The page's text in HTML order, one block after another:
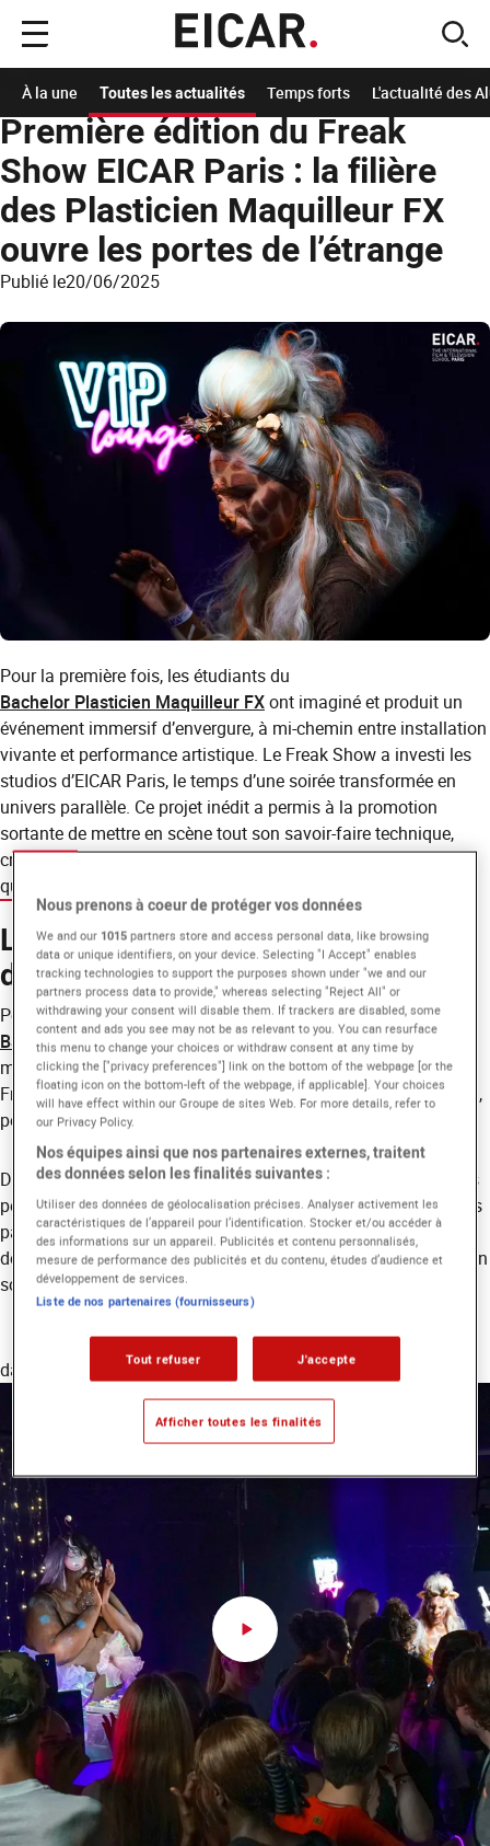
Menu
principal
Première édition du Freak
Show EICAR Paris : la filière
des Plasticien Maquilleur FX
ouvre les portes de l’étrange
Publié le20/06/2025
À la une Toutes les actualités Temps forts L'actualité des
Pour la première fois, les étudiants du
Bachelor Plasticien Maquilleur FXont imaginé et produit un
événement immersif d’envergure, à mi-chemin entre installation
vivante et performance artistique. Le Freak Show a investi les
studios d’EICAR Paris, le temps d’une soirée transformée en
univers parallèle. Ce projet inédit a permis à la promotion
sortante de mettre en scène tout son savoir-faire technique,
créatif et narratif, dans un format aussi spectaculaire
qu’expérimental.
Les studios de cinéma habités par
des créatures hybrides
Pour leur projet de fin d’études, les étudiants du
Bachelor Plasticien Maquilleur FXd'EICAR Paris ont
métamorphosé l’école en un véritable théâtre de l’étrange : le
Freak Show, une expérience immersive entre club underground,
performance vivante et laboratoire créatif.
Durant cette soirée unique, les visiteurs ont traversé un univers
peuplé de créatures hybrides et dérangeantes, toutes incarnées
par les étudiants eux-mêmes. Une démonstration saisissante
de leur talent, tant en conception de personnages qu’en mise en
scène et storytelling visuel.
« C’était plus qu’un événement : j'avais l'impression d'être
dans un monde parallèle. »
Nous prenons à coeur de protéger vos données
We and our 1015 partners store and access personal data, like browsing
data or unique identifiers, on your device. Selecting "I Accept" enables
tracking technologies to support the purposes shown under "we and our
partners process data to provide," whereas selecting "Reject All" or
withdrawing your consent will disable them. If trackers are disabled, some
content and ads you see may not be as relevant to you. You can resurface
this menu to change your choices or withdraw consent at any time by
clicking the ["privacy preferences"] link on the bottom of the webpage [or the
floating icon on the bottom-left of the webpage, if applicable]. Your choices
will have effect within our Groupe de sites Web. For more details, refer to
our Privacy Policy.
Nos équipes ainsi que nos partenaires externes, traitent
des données selon les finalités suivantes :
Utiliser des données de géolocalisation précises. Analyser activement les
caractéristiques de l’appareil pour l’identification. Stocker et/ou accéder à
des informations sur un appareil. Publicités et contenu personnalisés,
mesure de performance des publicités et du contenu, études d’audience et
développement de services.
Liste de nos partenaires (fournisseurs)
Tout refuser J'accepte
Afficher toutes les finalités